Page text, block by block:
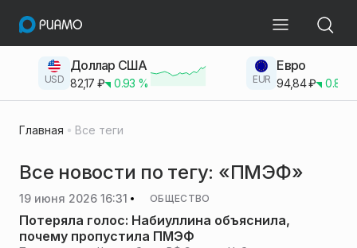
USD
Доллар США
82,17 ₽ 0.93 % EUR
Евро
94,84₽ 0.83
Главная Все теги
Все новости по тегу: «ПМЭФ»
19 июня 2026 16:31 ОБЩЕСТВО
Потеряла голос: Набиуллина объяснила,
почему пропустила ПМЭФ